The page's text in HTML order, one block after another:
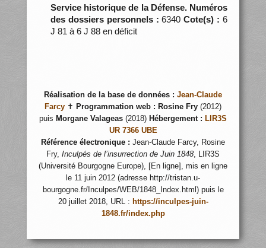
Service historique de la Défense. Numéros
des dossiers personnels :6340Cote(s) : 6
J 81 à 6 J 88 en déficit
Réalisation de la base de données : Jean-Claude
Farcy ✝ Programmation web : Rosine Fry (2012)
puis Morgane Valageas (2018) Hébergement : LIR3S
UR 7366 UBE
Référence électronique : Jean-Claude Farcy, Rosine
Fry, Inculpés de l’insurrection de Juin 1848, LIR3S
(Université Bourgogne Europe), [En ligne], mis en ligne
le 11 juin 2012 (adresse http://tristan.u-
bourgogne.fr/Inculpes/WEB/1848_Index.html) puis le
20 juillet 2018, URL : https://inculpes-juin-
1848.fr/index.php